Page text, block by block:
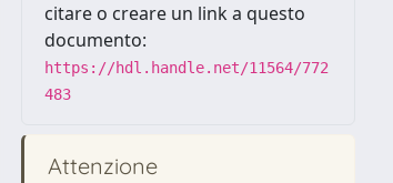
citare o creare un link a questo
documento:
https://hdl.handle.net/11564/772
483
Attenzione